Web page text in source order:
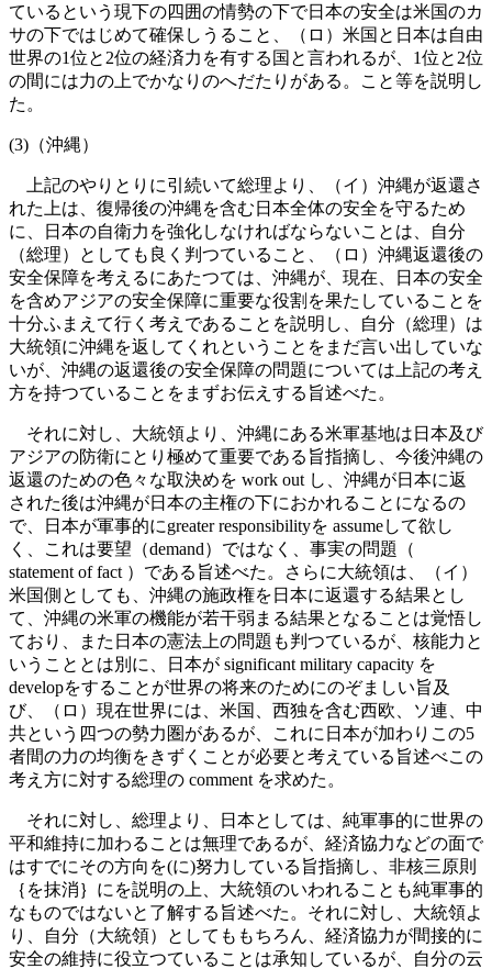
ているという現下の四囲の情勢の下で日本の安全は米国のカ
サの下ではじめて確保しうること、（ロ）米国と日本は自由
世界の1位と2位の経済力を有する国と言われるが、1位と2位
の間には力の上でかなりのへだたりがある。こと等を説明し
た。
(3)（沖縄）
上記のやりとりに引続いて総理より、（イ）沖縄が返還さ
れた上は、復帰後の沖縄を含む日本全体の安全を守るため
に、日本の自衛力を強化しなければならないことは、自分
（総理）としても良く判つていること、（ロ）沖縄返還後の
安全保障を考えるにあたつては、沖縄が、現在、日本の安全
を含めアジアの安全保障に重要な役割を果たしていることを
十分ふまえて行く考えであることを説明し、自分（総理）は
大統領に沖縄を返してくれということをまだ言い出していな
いが、沖縄の返還後の安全保障の問題については上記の考え
方を持つていることをまずお伝えする旨述べた。
それに対し、大統領より、沖縄にある米軍基地は日本及び
アジアの防衛にとり極めて重要である旨指摘し、今後沖縄の
返還のための色々な取決めを work out し、沖縄が日本に返
された後は沖縄が日本の主権の下におかれることになるの
で、日本が軍事的にgreater responsibilityを assumeして欲し
く、これは要望（demand）ではなく、事実の問題（
statement of fact ）である旨述べた。さらに大統領は、（イ）
米国側としても、沖縄の施政権を日本に返還する結果とし
て、沖縄の米軍の機能が若干弱まる結果となることは覚悟し
ており、また日本の憲法上の問題も判つているが、核能力と
いうこととは別に、日本が significant military capacity を
developをすることが世界の将来のためにのぞましい旨及
び、（ロ）現在世界には、米国、西独を含む西欧、ソ連、中
共という四つの勢力圏があるが、これに日本が加わりこの5
者間の力の均衡をきずくことが必要と考えている旨述べこの
考え方に対する総理の comment を求めた。
それに対し、総理より、日本としては、純軍事的に世界の
平和維持に加わることは無理であるが、経済協力などの面で
はすでにその方向を(に)努力している旨指摘し、非核三原則
｛を抹消｝にを説明の上、大統領のいわれることも純軍事的
なものではないと了解する旨述べた。それに対し、大統領よ
り、自分（大統領）としてももちろん、経済協力が間接的に
安全の維持に役立つていることは承知しているが、自分の云